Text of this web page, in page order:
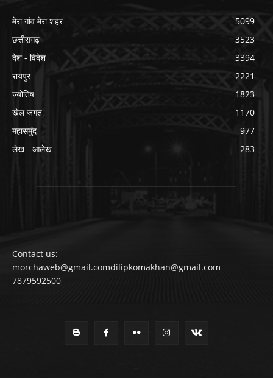
मेरा गांव मेरा शहर
5099
छत्तीसगढ़
3523
देश - विदेश
3394
रायपुर
2221
ज्योतिष
1823
खेल जगत
1170
महासमुंद
977
लेख - आलेख
283
Contact us:
morchaweb@gmail.comdilipkomakhan@gmail.com
7879592500